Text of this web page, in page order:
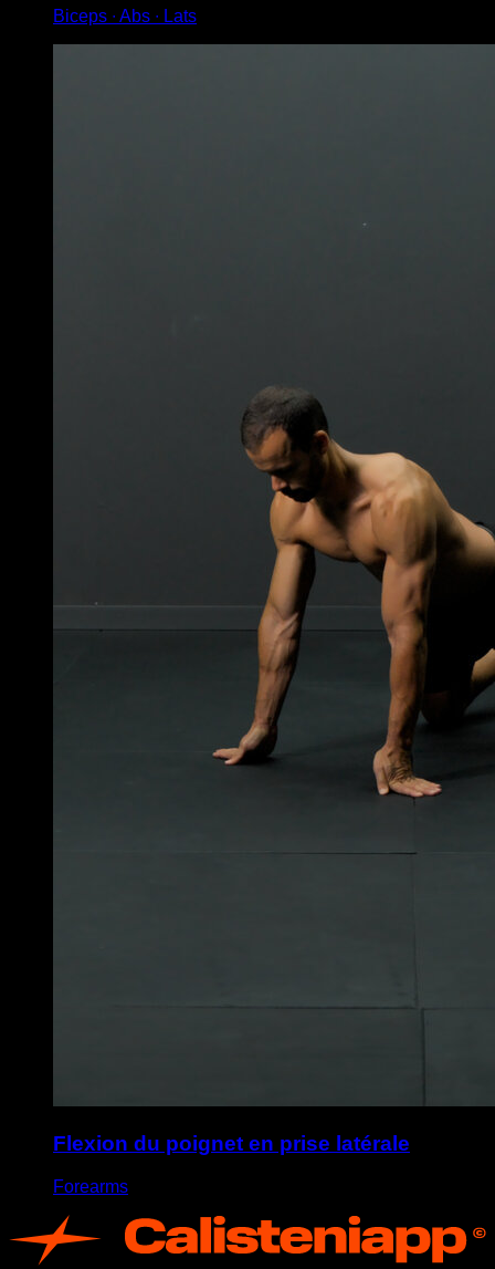
Biceps ∙ Abs ∙ Lats
Flexion du poignet en prise latérale
Forearms